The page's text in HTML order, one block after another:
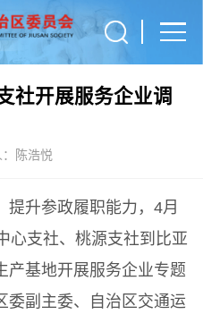
社开展服务企业调
陈浩悦
提升参政履职能力，4月
心支社、桃源支社到比亚
产基地开展服务企业专题
委副主委、自治区交通运